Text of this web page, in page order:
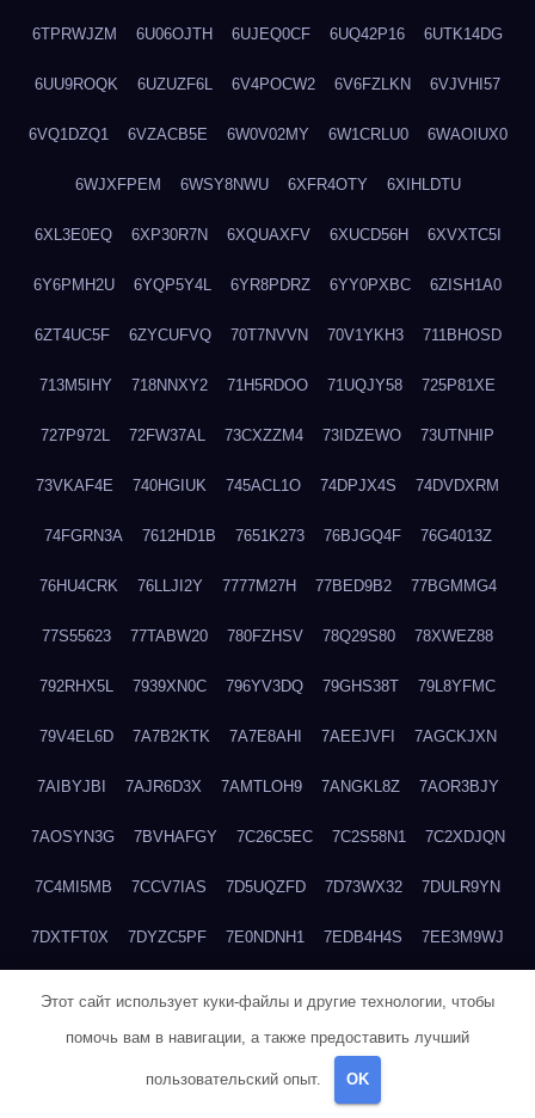
6TPRWJZM 6U06OJTH 6UJEQ0CF 6UQ42P16 6UTK14DG
6UU9ROQK 6UZUZF6L 6V4POCW2 6V6FZLKN 6VJVHI57
6VQ1DZQ1 6VZACB5E 6W0V02MY 6W1CRLU0 6WAOIUX0
6WJXFPEM 6WSY8NWU 6XFR4OTY 6XIHLDTU
6XL3E0EQ 6XP30R7N 6XQUAXFV 6XUCD56H 6XVXTC5I
6Y6PMH2U 6YQP5Y4L 6YR8PDRZ 6YY0PXBC 6ZISH1A0
6ZT4UC5F 6ZYCUFVQ 70T7NVVN 70V1YKH3 711BHOSD
713M5IHY 718NNXY2 71H5RDOO 71UQJY58 725P81XE
727P972L 72FW37AL 73CXZZM4 73IDZEWO 73UTNHIP
73VKAF4E 740HGIUK 745ACL1O 74DPJX4S 74DVDXRM
74FGRN3A 7612HD1B 7651K273 76BJGQ4F 76G4013Z
76HU4CRK 76LLJI2Y 7777M27H 77BED9B2 77BGMMG4
77S55623 77TABW20 780FZHSV 78Q29S80 78XWEZ88
792RHX5L 7939XN0C 796YV3DQ 79GHS38T 79L8YFMC
79V4EL6D 7A7B2KTK 7A7E8AHI 7AEEJVFI 7AGCKJXN
7AIBYJBI 7AJR6D3X 7AMTLOH9 7ANGKL8Z 7AOR3BJY
7AOSYN3G 7BVHAFGY 7C26C5EC 7C2S58N1 7C2XDJQN
7C4MI5MB 7CCV7IAS 7D5UQZFD 7D73WX32 7DULR9YN
7DXTFT0X 7DYZC5PF 7E0NDNH1 7EDB4H4S 7EE3M9WJ
7FKTW3MA 7FRYD8I9 7FX48QP3 7GDV0B8J 7GER99GF
7H8LPLGJ 7I854907 7IAYUF4X
Этот сайт использует куки-файлы и другие технологии, чтобы
помочь вам в навигации, а также предоставить лучший
пользовательский опыт. OK